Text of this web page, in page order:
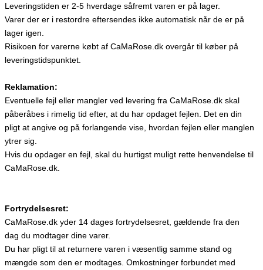
Leveringstiden er 2-5 hverdage såfremt varen er på lager.
Varer der er i restordre eftersendes ikke automatisk når de er på
lager igen.
Risikoen for varerne købt af CaMaRose.dk overgår til køber på
leveringstidspunktet.
Reklamation:
Eventuelle fejl eller mangler ved levering fra CaMaRose.dk skal
påberåbes i rimelig tid efter, at du har opdaget fejlen. Det en din
pligt at angive og på forlangende vise, hvordan fejlen eller manglen
ytrer sig.
Hvis du opdager en fejl, skal du hurtigst muligt rette henvendelse til
CaMaRose.dk.
Fortrydelsesret:
CaMaRose.dk yder 14 dages fortrydelsesret, gældende fra den
dag du modtager dine varer.
Du har pligt til at returnere varen i væsentlig samme stand og
mængde som den er modtages. Omkostninger forbundet med